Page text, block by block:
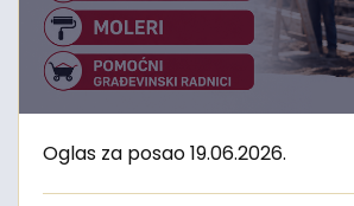
Oglas za posao 19.06.2026.